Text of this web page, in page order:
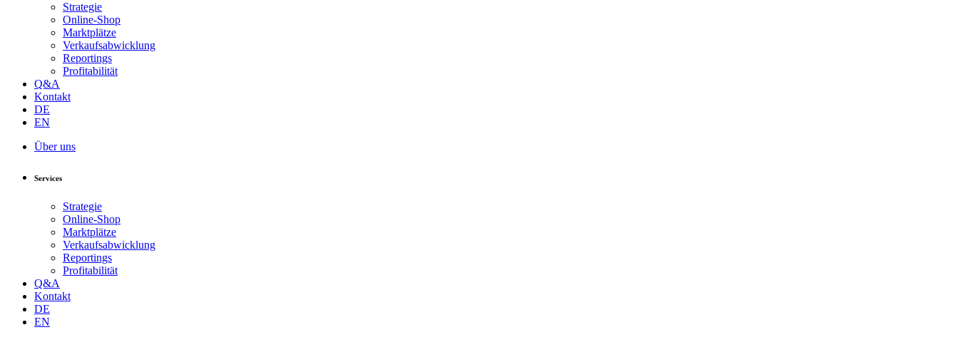
Strategie
Online-Shop
Marktplätze
Verkaufsabwicklung
Reportings
Profitabilität
Q&A
Kontakt
DE
EN
Über uns
Services
Strategie
Online-Shop
Marktplätze
Verkaufsabwicklung
Reportings
Profitabilität
Q&A
Kontakt
DE
EN